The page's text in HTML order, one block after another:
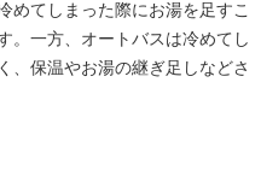
めてしまった際にお湯を足すこ
。一方、オートバスは冷めてし
、保温やお湯の継ぎ足しなどさ